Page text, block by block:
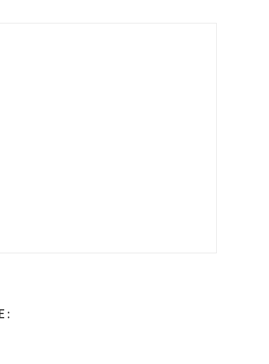
: